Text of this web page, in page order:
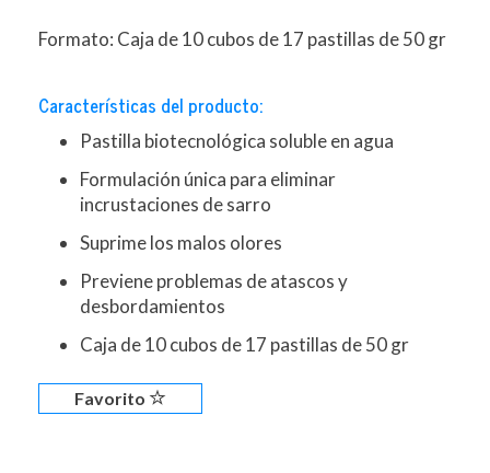
Formato: Caja de 10 cubos de 17 pastillas de 50 gr
Características del producto:
Pastilla biotecnológica soluble en agua
Formulación única para eliminar
incrustaciones de sarro
Suprime los malos olores
Previene problemas de atascos y
desbordamientos
Caja de 10 cubos de 17 pastillas de 50 gr
Favorito